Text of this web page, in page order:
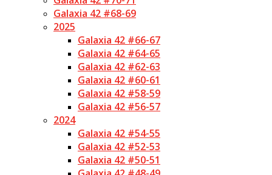
Galaxia 42 #68-69
2025
Galaxia 42 #66-67
Galaxia 42 #64-65
Galaxia 42 #62-63
Galaxia 42 #60-61
Galaxia 42 #58-59
Galaxia 42 #56-57
2024
Galaxia 42 #54-55
Galaxia 42 #52-53
Galaxia 42 #50-51